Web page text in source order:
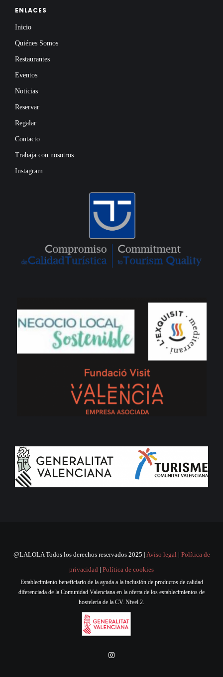
ENLACES
Inicio
Quiénes Somos
Restaurantes
Eventos
Noticias
Reservar
Regalar
Contacto
Trabaja con nosotros
Instagram
@LALOLA Todos los derechos reservados 2025 | Aviso legal | Política de
privacidad | Política de cookies
Establecimiento beneficiario de la ayuda a la inclusión de productos de calidad
diferenciada de la Comunidad Valenciana en la oferta de los establecimientos de
hostelería de la CV. Nivel 2.